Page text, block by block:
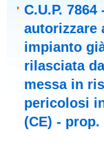
C.U.P. 7864
autorizzare
impianto
rilasciata
messa in
pericolosi
(CE) - prop.